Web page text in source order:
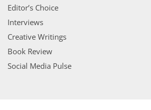
Editor’s Choice
Interviews
Creative Writings
Book Review
Social Media Pulse